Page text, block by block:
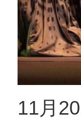
11月